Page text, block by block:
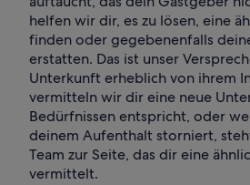
helfen wir dir, es zu lösen, eine
finden oder gegebenenfalls
erstatten. Das ist unser
Unterkunft erheblich von ihrem
vermitteln wir dir eine neue
Bedürfnissen entspricht, oder
deinem Aufenthalt storniert,
Team zur Seite, das dir eine
vermittelt.